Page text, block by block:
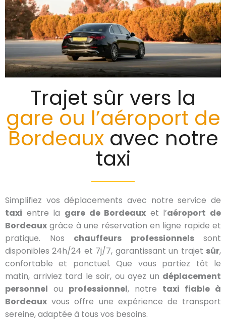
Trajet sûr vers la
gare ou l’aéroport de
Bordeauxavec notre
taxi
Simplifiez vos déplacements avec notre service de
taxi entre la gare de Bordeaux et l’aéroport de
Bordeaux grâce à une réservation en ligne rapide et
pratique. Nos chauffeurs professionnelssont
disponibles 24h/24 et 7j/7, garantissant un trajet sûr,
confortable et ponctuel. Que vous partiez tôt le
matin, arriviez tard le soir, ou ayez un déplacement
personnel ou professionnel, notre taxi fiable à
Bordeaux vous offre une expérience de transport
sereine, adaptée à tous vos besoins.